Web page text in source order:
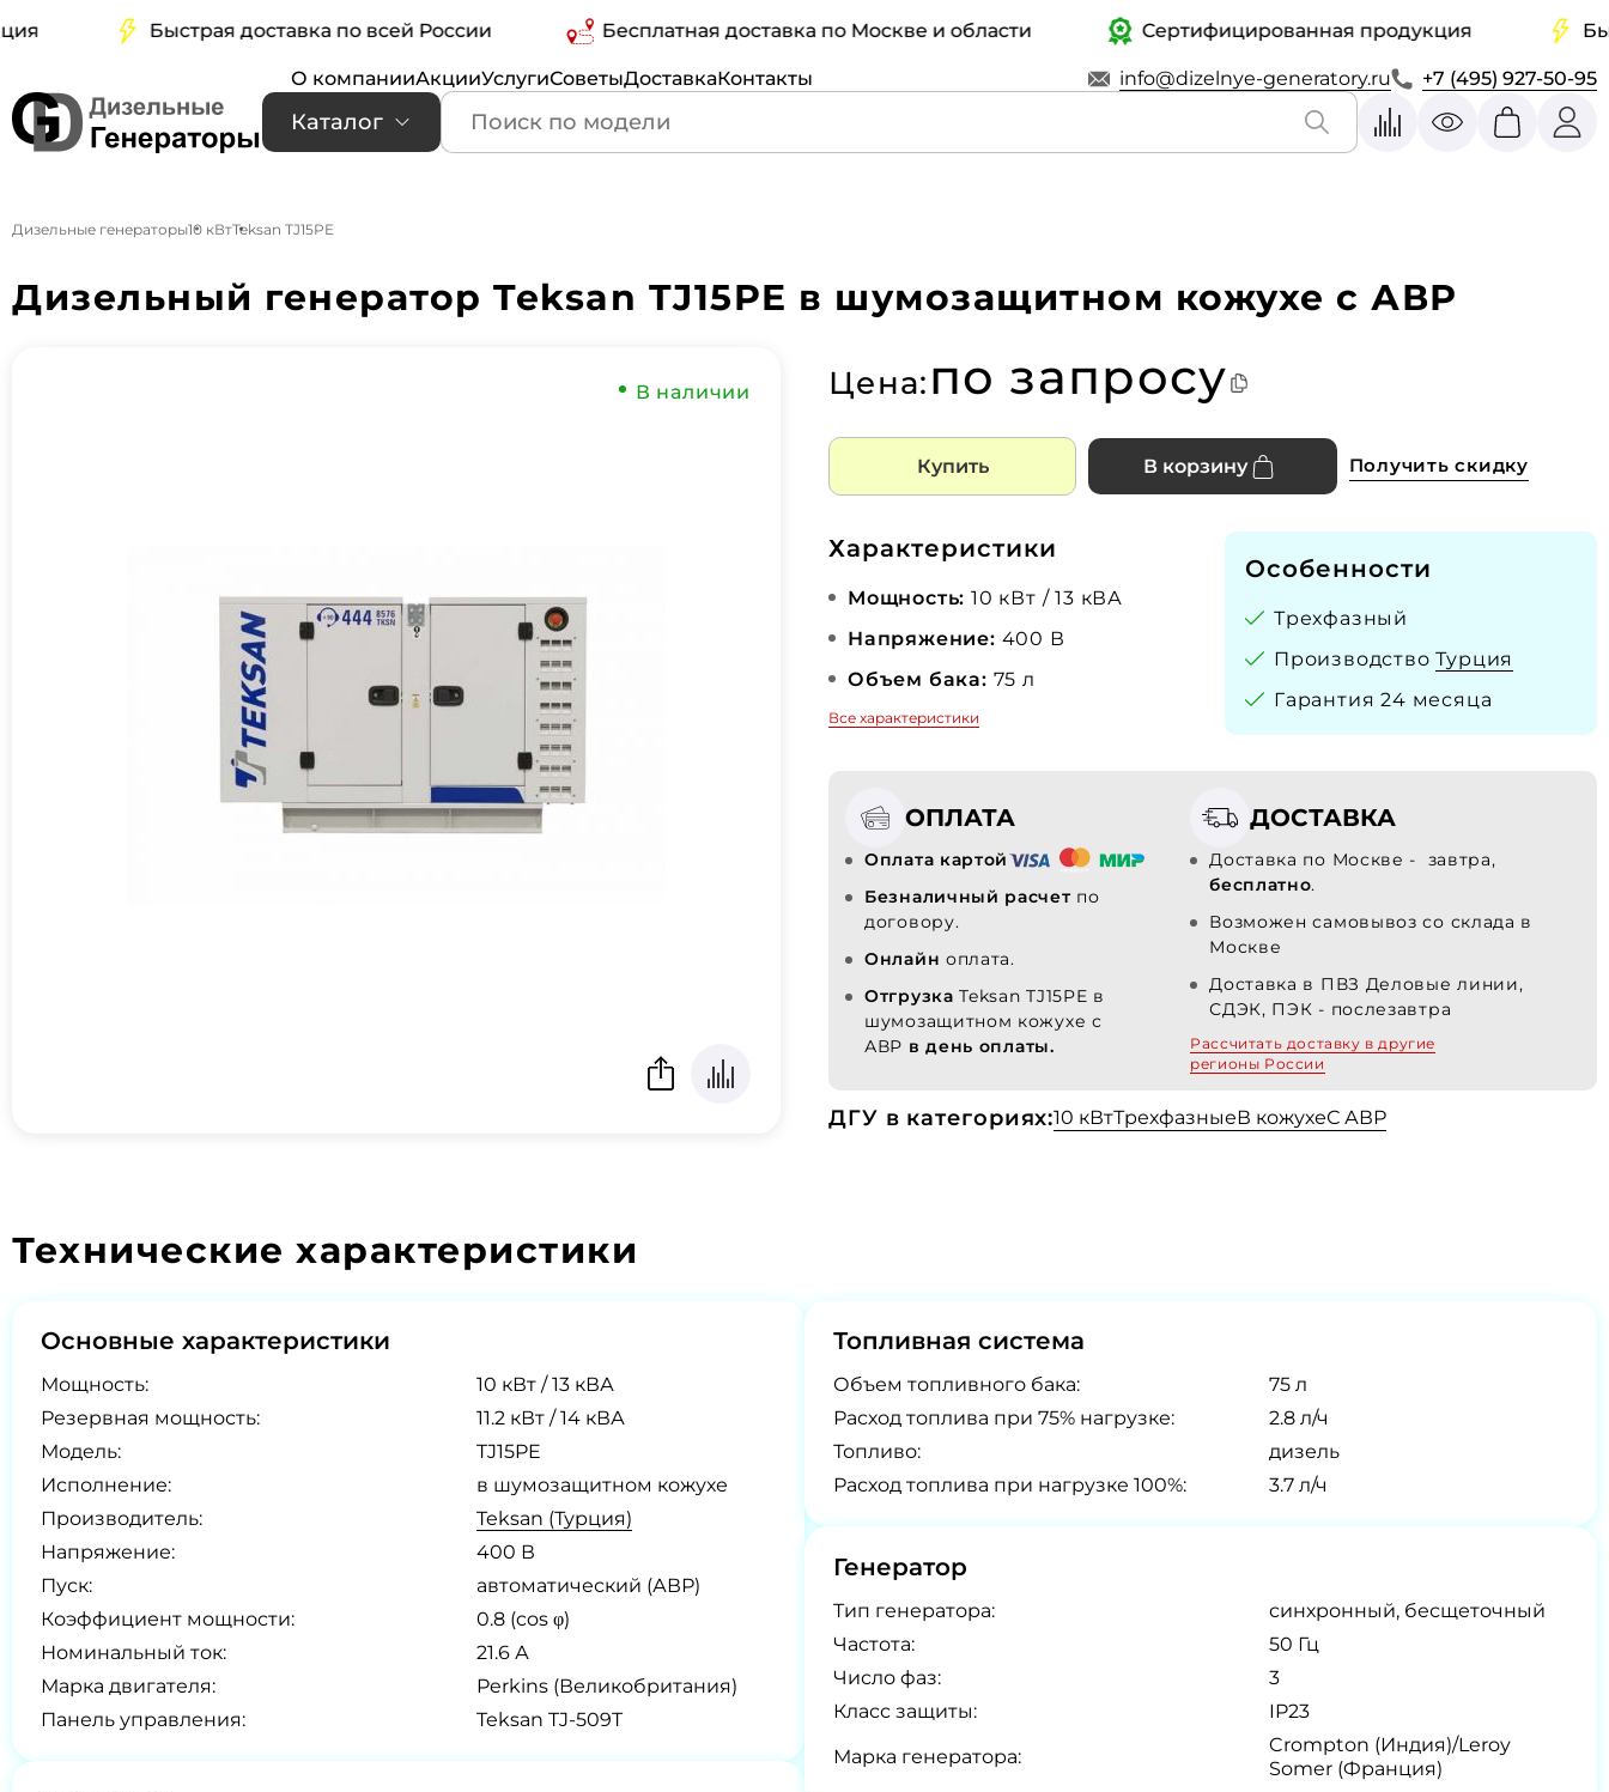
Быстрая доставка по всей России Бесплатная доставка по Москве и области Сертифицированная продукция
О компанииАкцииУслугиСоветыДоставкаКонтакты info@dizelnye-generatory.ru +7 (495) 927-50-95
Каталог
Дизельные генераторы10 кВтTeksan TJ15PE
Дизельный генератор Teksan TJ15PE в шумозащитном кожухе с АВР
В наличии Цена:по запросу
Купить В корзину Получить скидку
Характеристики
Мощность: 10 кВт / 13 кВА
Напряжение: 400 В
Объем бака: 75 л
Все характеристики
Особенности
Трехфазный
ПроизводствоТурция
Гарантия 24 месяца
ОПЛАТА
Оплата картой
Безналичный расчет по
договору.
Онлайн оплата.
Отгрузка Teksan TJ15PE в
шумозащитном кожухе с
АВР в день оплаты.
ДОСТАВКА
Доставка по Москве - завтра,
бесплатно.
Возможен самовывоз со склада в
Москве
Доставка в ПВЗ Деловые линии,
СДЭК, ПЭК - послезавтра
Рассчитать доставку в другие
регионы России
ДГУ в категориях:10 кВтТрехфазныеВ кожухеС АВР
Технические характеристики
Основные характеристики
Мощность:
10 кВт / 13 кВА
Резервная мощность:
11.2 кВт / 14 кВА
Модель:
TJ15PE
Исполнение:
в шумозащитном кожухе
Производитель:
Teksan (Турция)
Напряжение:
400 В
Пуск:
автоматический (АВР)
Коэффициент мощности:
0.8 (cos φ)
Номинальный ток:
21.6 А
Марка двигателя:
Perkins (Великобритания)
Панель управления:
Teksan TJ-509T
Топливная система
Объем топливного бака:
75 л
Расход топлива при 75% нагрузке:
2.8 л/ч
Топливо:
дизель
Расход топлива при нагрузке 100%:
3.7 л/ч
Генератор
Tип генератора:
синхронный, бесщеточный
Частота:
50 Гц
Число фаз:
3
Класс защиты:
IP23
Марка генератора:
Crompton (Индия)/Leroy
Somer (Франция)